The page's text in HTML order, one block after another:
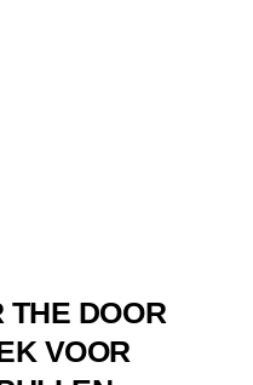
THE DOOR
VOOR